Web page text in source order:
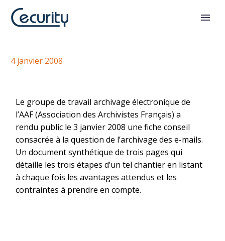
L’archivage des e-mails
4 janvier 2008
Le groupe de travail archivage électronique de
l’AAF (Association des Archivistes Français) a
rendu public le 3 janvier 2008 une fiche conseil
consacrée à la question de l’archivage des e-mails.
Un document synthétique de trois pages qui
détaille les trois étapes d’un tel chantier en listant
à chaque fois les avantages attendus et les
contraintes à prendre en compte.